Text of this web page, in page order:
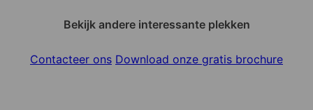
Bekijk andere interessante plekken
Contacteer ons Download onze gratis brochure